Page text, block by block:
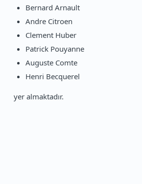
Bernard Arnault
Andre Citroen
Clement Huber
Patrick Pouyanne
Auguste Comte
Henri Becquerel
yer almaktadır.